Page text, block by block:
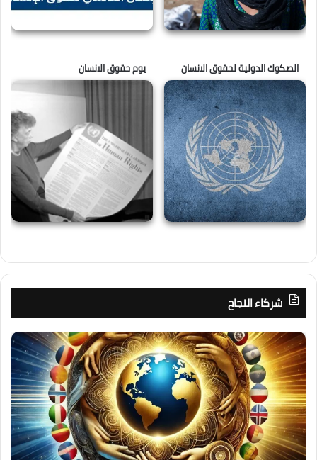
الصكوك الدولية لحقوق الانسان يوم حقوق الانسان
شركاء النجاح